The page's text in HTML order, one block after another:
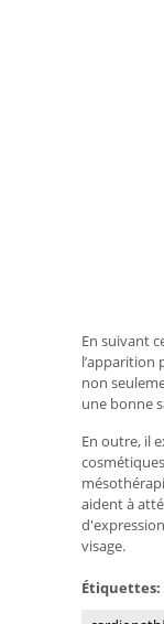
En suivant
l’apparition
non
une bonne
En outre, il
aident à
visage.
Étiquettes: